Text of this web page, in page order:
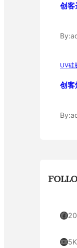
创客
By:
UV硅
创客
By:
Facebook
YouTube